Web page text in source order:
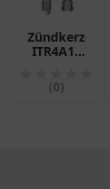
Zündkerze
ITR4A15
Motorräder
NGK
(0)